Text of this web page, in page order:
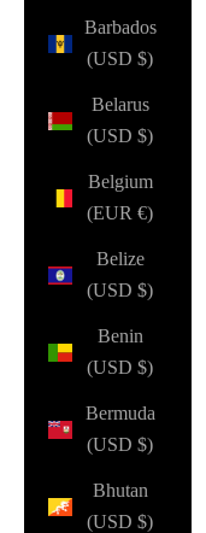
Barbados
(USD $)
Belarus
(USD $)
Belgium
(EUR €)
Belize
(USD $)
Benin
(USD $)
Bermuda
(USD $)
Bhutan
(USD $)